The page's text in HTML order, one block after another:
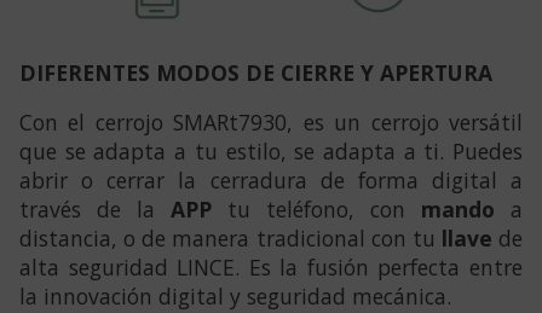
DIFERENTES MODOS DE CIERRE Y APERTURA
Con el cerrojo SMARt7930, es un cerrojo versátil
que se adapta a tu estilo, se adapta a ti. Puedes
abrir o cerrar la cerradura de forma digital a
través de la APP tu teléfono, con mando a
distancia, o de manera tradicional con tu llave de
alta seguridad LINCE. Es la fusión perfecta entre
la innovación digital y seguridad mecánica.